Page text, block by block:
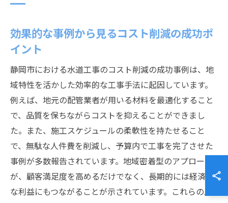
効果的な事例から見るコスト削減の成功ポ
イント
静岡市における水道工事のコスト削減の成功事例は、地
域特性を活かした効率的な工事手法に起因しています。
例えば、地元の配管業者が用いる材料を最適化すること
で、品質を保ちながらコストを抑えることができまし
た。また、施工スケジュールの柔軟性を持たせること
で、無駄な人件費を削減し、予算内で工事を完了させた
事例が多数報告されています。地域密着型のアプローチ
が、顧客満足度を高めるだけでなく、長期的には経済的
な利益にもつながることが示されています。これらの成